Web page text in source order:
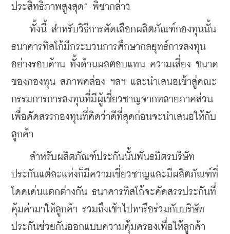
ประสิทธิภาพสูงสุด” พิชากล่าว
ทั้งนี้ สำหรับวิธีการคัดเลือกผลิตภัณฑ์กองทุนนั้น
ธนาคารทิสโก้มีกระบวนการศึกษากลยุทธ์การลงทุน
อย่างรอบด้าน ทั้งด้านผลตอบแทน ความเสี่ยง ขนาด
ของกองทุน สภาพคล่อง ฯลฯ และนำเสนอเข้าสู่คณะ
กรรมการการลงทุนที่มีผู้เชี่ยวชาญจากหลายภาคส่วน
เพื่อคัดสรรกองทุนที่คิดว่าดีที่สุดก่อนจะนำเสนอให้กับ
ลูกค้า
สำหรับผลิตภัณฑ์ประกันนั้นพันธมิตรบริษัท
ประกันแต่ละแห่งก็มีความเชี่ยวชาญและมีผลิตภัณฑ์ที่
โดดเด่นแตกต่างกัน ธนาคารทิสโก้จะคัดสรรประกันที่
คุ้มค่ามาให้ลูกค้า รวมถึงเข้าไปหารือร่วมกับบริษัท
ประกันช่วยกันออกแบบความคุ้มครองเพื่อให้ลูกค้า